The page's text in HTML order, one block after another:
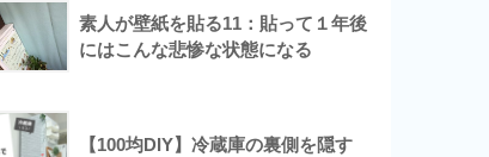
素人が壁紙を貼る11：貼って１年後
にはこんな悲惨な状態になる
【100均DIY】冷蔵庫の裏側を隠す